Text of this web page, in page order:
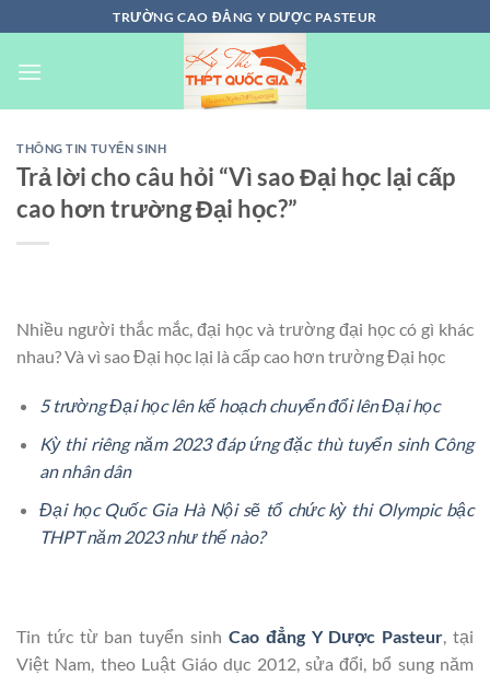
đến
nội
TRƯỜNG CAO ĐẲNG Y DƯỢC PASTEUR
THÔNG TIN TUYỂN SINH
Trả lời cho câu hỏi “Vì sao Đại học lại cấp
cao hơn trường Đại học?”
Nhiều người thắc mắc, đại học và trường đại học có gì khác
nhau? Và vì sao Đại học lại là cấp cao hơn trường Đại học
5 trường Đại học lên kế hoạch chuyển đổi lên Đại học
Kỳ thi riêng năm 2023 đáp ứng đặc thù tuyển sinh Công
an nhân dân
Đại học Quốc Gia Hà Nội sẽ tổ chức kỳ thi Olympic bậc
THPT năm 2023 như thế nào?
Tin tức từ ban tuyển sinh Cao đẳng Y Dược Pasteur,tại
Việt Nam, theo Luật Giáo dục 2012, sửa đổi, bổ sung năm